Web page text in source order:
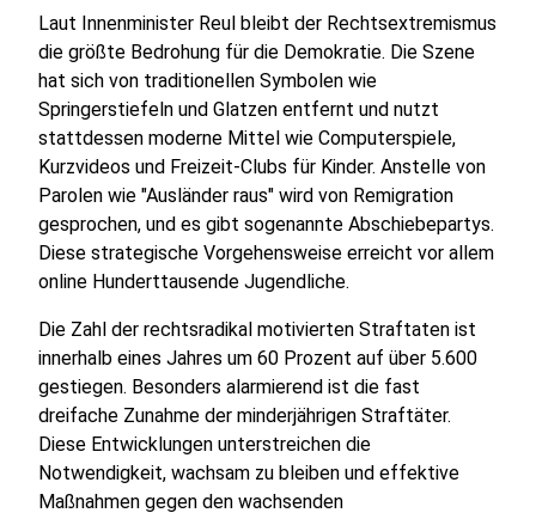
Laut Innenminister Reul bleibt der Rechtsextremismus
die größte Bedrohung für die Demokratie. Die Szene
hat sich von traditionellen Symbolen wie
Springerstiefeln und Glatzen entfernt und nutzt
stattdessen moderne Mittel wie Computerspiele,
Kurzvideos und Freizeit-Clubs für Kinder. Anstelle von
Parolen wie "Ausländer raus" wird von Remigration
gesprochen, und es gibt sogenannte Abschiebepartys.
Diese strategische Vorgehensweise erreicht vor allem
online Hunderttausende Jugendliche.
Die Zahl der rechtsradikal motivierten Straftaten ist
innerhalb eines Jahres um 60 Prozent auf über 5.600
gestiegen. Besonders alarmierend ist die fast
dreifache Zunahme der minderjährigen Straftäter.
Diese Entwicklungen unterstreichen die
Notwendigkeit, wachsam zu bleiben und effektive
Maßnahmen gegen den wachsenden